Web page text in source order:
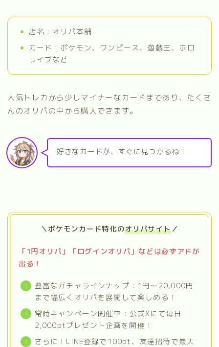
店名：オリパ本舗
カード：ポケモン、ワンピース、遊戯王、ホロ
ライブなど
人気トレカから少しマイナーなカードまであり、たくさ
んのオリパの中から購入できます。
好きなカードが、すぐに見つかるね！
＼ポケモンカード特化のオリパサイト／
「1円オリパ」「ログインオリパ」などは必ずアドが
出る！
豊富なガチャラインナップ：1円〜20,000円
まで幅広くオリパを展開して楽しめる！
常時キャンペーン開催中：公式Xにて毎日
2,000ptプレゼント企画を開催！
さらに！LINE登録で100pt、友達招待で最大